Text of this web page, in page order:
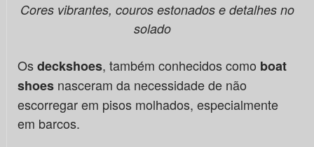
Cores vibrantes, couros estonados e detalhes no
solado
Osdeckshoes, também conhecidos como boat
shoes nasceram da necessidade de não
escorregar em pisos molhados, especialmente
em barcos.